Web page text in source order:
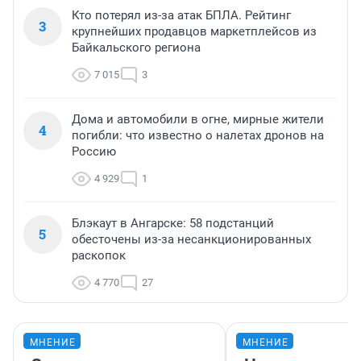
3
Кто потерял из-за атак БПЛА. Рейтинг
крупнейших продавцов маркетплейсов из
Байкальского региона
7 015 3
4
Дома и автомобили в огне, мирные жители
погибли: что известно о налетах дронов на
Россию
4 929 1
5
Блэкаут в Ангарске: 58 подстанций
обесточены из-за несанкционированных
раскопок
4 770 27
МНЕНИЕ МНЕНИЕ